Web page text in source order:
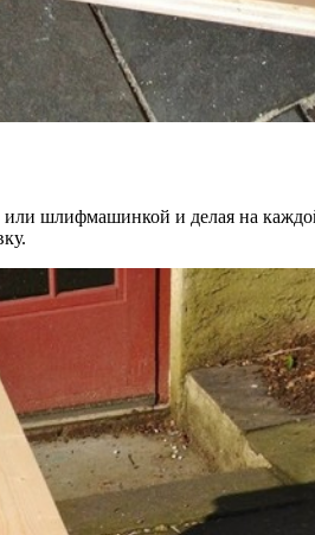
шлифмашинкой и делая на